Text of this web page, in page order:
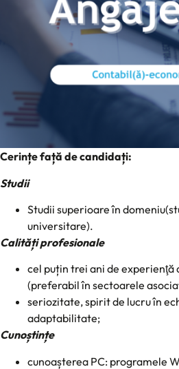
Cerințe față de candidați:
Studii
Studii superioare în
universitare).
Calități profesionale
cel puțin trei ani de
(preferabil în sectoarele
seriozitate, spirit de lucru în
adaptabilitate;
Cunoștințe
cunoașterea PC: programele